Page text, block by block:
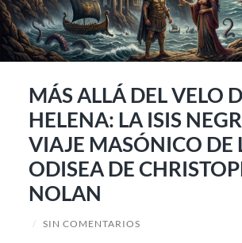
MÁS ALLÁ DEL VELO
HELENA: LA ISIS
VIAJE MASÓNICO DE
ODISEA DE
NOLAN
/ SIN COMENTARIOS